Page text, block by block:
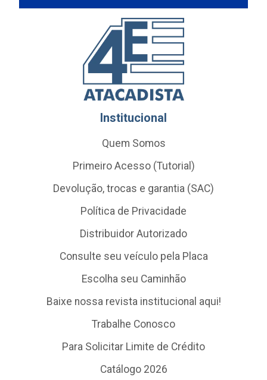
Institucional
Quem Somos
Primeiro Acesso (Tutorial)
Devolução, trocas e garantia (SAC)
Política de Privacidade
Distribuidor Autorizado
Consulte seu veículo pela Placa
Escolha seu Caminhão
Baixe nossa revista institucional aqui!
Trabalhe Conosco
Para Solicitar Limite de Crédito
Catálogo 2026